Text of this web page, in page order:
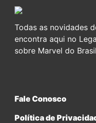
Todas as novidades
encontra aqui no
sobre Marvel do
Fale Conosco
Política de